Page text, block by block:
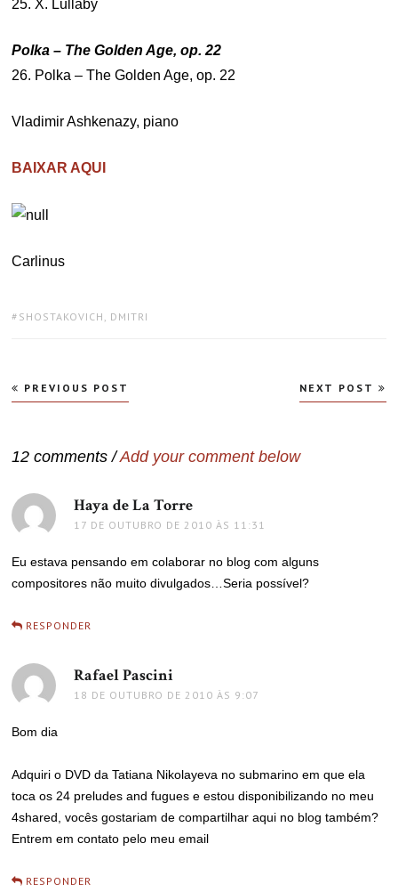
25. X. Lullaby
Polka – The Golden Age, op. 22
26. Polka – The Golden Age, op. 22
Vladimir Ashkenazy, piano
BAIXAR AQUI
Carlinus
TAGS:
SHOSTAKOVICH, DMITRI
Navegação
de
PREVIOUS POST NEXT POST
12 comments /Add your comment below
Haya de La Torre
17 DE OUTUBRO DE 2010 ÀS 11:31
Eu estava pensando em colaborar no blog com alguns
compositores não muito divulgados…Seria possível?
RESPONDER
Rafael Pascini
18 DE OUTUBRO DE 2010 ÀS 9:07
Bom dia
Adquiri o DVD da Tatiana Nikolayeva no submarino em que ela
toca os 24 preludes and fugues e estou disponibilizando no meu
4shared, vocês gostariam de compartilhar aqui no blog também?
Entrem em contato pelo meu email
RESPONDER